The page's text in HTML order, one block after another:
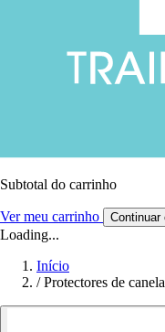
Subtotal do carrinho
Ver meu carrinho Continuar
Loading...
Início
/ Protectores de